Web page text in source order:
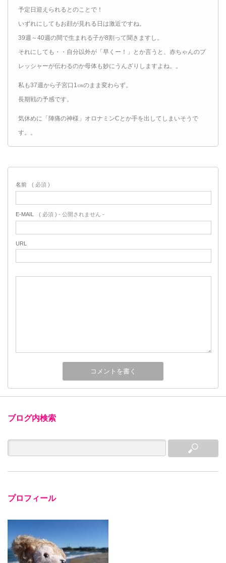
予定日迎えられるとのことで！
いずれにしてもお顔が見れる日は激近ですね。
39週～40週の間で生まれる子が8割って聞きますし。
それにしても・・自分以外が「早くー！」とか言うと、赤ちゃんのプ
レッシャーが伝わるのか母体も妙にうんざりしますよね。。
私も37週から子宮口1㎝のまま変わらず。
長期戦の予感です。
気休めに「陣痛の神様」オロナミンCとか手を出してしまいそうで
す。。
名前 ( 必須 )
E-MAIL ( 必須 ) - 公開されません -
URL
ブログ内検索
プロフィール